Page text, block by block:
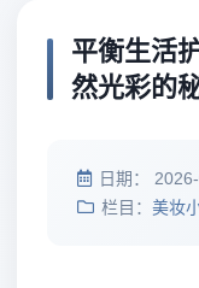
平衡生活
然光彩的
日期：
栏目： 美妆